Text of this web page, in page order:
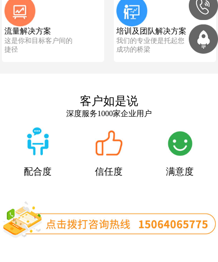
流量解决方案
这是你和目标客户间的
捷径
培训及团队解决方案
我们的专业便是托起您
成功的桥梁
客户如是说
深度服务1000家企业用户
配合度 信任度 满意度